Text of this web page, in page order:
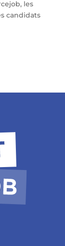
les
candidats